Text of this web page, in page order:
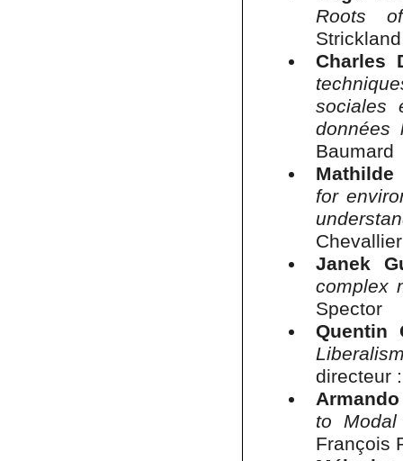
Roots
Strickland
Charles
sociales
données
Baumard
Mathilde
for
Janek
complex
Spector
Quentin
directeur
to
François